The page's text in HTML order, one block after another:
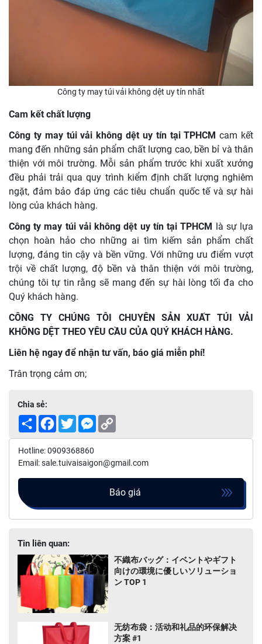
Công ty may túi vải không dệt uy tín nhất
Cam kết chất lượng
Công ty may túi vải không dệt uy tín tại TPHCM cam kết
mang đến những sản phẩm chất lượng cao, bền bỉ và thân
thiện với môi trường. Mỗi sản phẩm trước khi xuất xưởng
đều phải trải qua quy trình kiểm định chất lượng nghiêm
ngặt, đảm bảo đáp ứng các tiêu chuẩn quốc tế và sự hài
lòng của khách hàng.
Công ty may túi vải không dệt uy tín tại TPHCM là sự lựa
chọn hoàn hảo cho những ai tìm kiếm sản phẩm chất
lượng, đáng tin cậy và bền vững. Với những ưu điểm vượt
trội về chất lượng, độ bền và thân thiện với môi trường,
chúng tôi tự tin rằng sẽ mang đến sự hài lòng tối đa cho
Quý khách hàng.
CÔNG TY CHÚNG TÔI CHUYÊN SẢN XUẤT TÚI VẢI
KHÔNG DỆT THEO YÊU CẦU CỦA QUÝ KHÁCH HÀNG.
Liên hệ ngay để nhận tư vấn, báo giá miễn phí!
Trân trọng cảm ơn;
Chia sẻ:
Share Facebook
TwitterMessenger
Hotline: 0909368860
Email: sale.tuivaisaigon@gmail.com
Báo giá
Tin liên quan:
不織布バッグ：イベントやギフト
向けの環境に優しいソリューショ
ン TOP 1
无纺布袋：活动和礼品的环保解决
方案 #1